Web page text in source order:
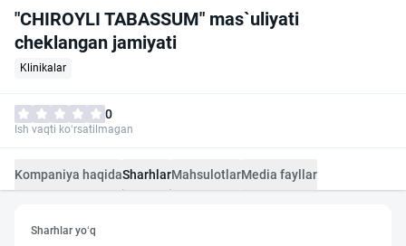
"CHIROYLI TABASSUM" mas`uliyati
cheklangan jamiyati
Klinikalar
0
Ish vaqti ko‘rsatilmagan
Kompaniya haqidaSharhlarMahsulotlarMedia fayllar
Sharhlar yo‘q